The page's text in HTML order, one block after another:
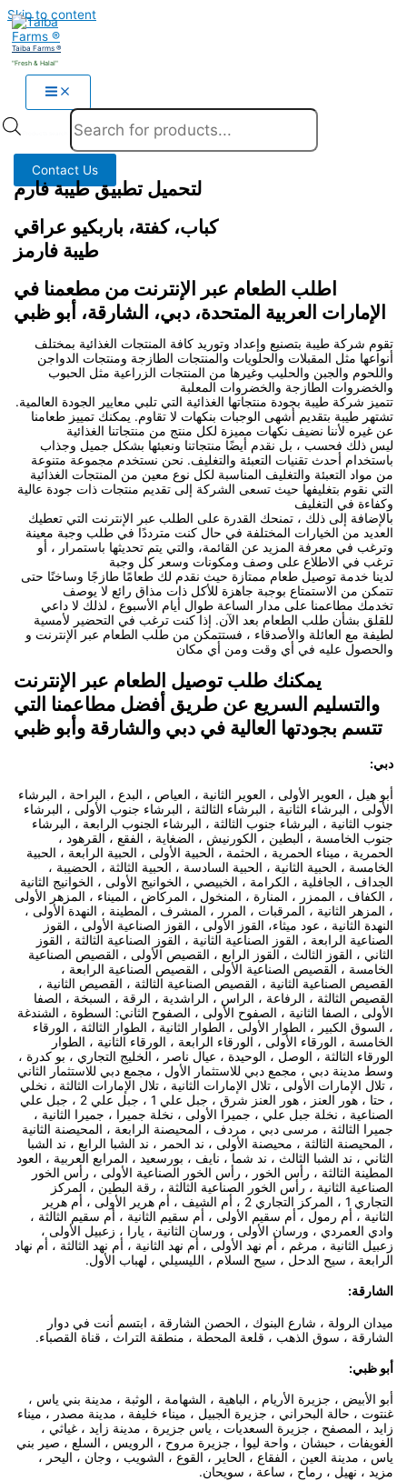
Skip to content
Taiba Farms ®
"Fresh & Halal"
Contact Us
لتحميل تطبيق طيبة فارم
كباب، كفتة، باربكيو عراقي
طيبة فارمز
اطلب الطعام عبر الإنترنت من مطعمنا في
الإمارات العربية المتحدة، دبي، الشارقة، أبو ظبي
تقوم شركة طيبة بتصنيع وإعداد وتوريد كافة المنتجات الغذائية بمختلف
أنواعها مثل المقبلات والحلويات والمنتجات الطازجة ومنتجات الدواجن
واللحوم والجبن والحليب وغيرها من المنتجات الزراعية مثل الحبوب
والخضروات الطازجة والخضروات المعلبة
تتميز شركة طيبة بجودة منتجاتها الغذائية التي تلبي معايير الجودة العالمية.
تشتهر طيبة بتقديم أشهى الوجبات بنكهات لا تقاوم. يمكنك تمييز طعامنا
عن غيره لأننا نضيف نكهات مميزة لكل منتج من منتجاتنا الغذائية
ليس ذلك فحسب ، بل نقدم أيضًا منتجاتنا ونعبئها بشكل جميل وجذاب
باستخدام أحدث تقنيات التعبئة والتغليف. نحن نستخدم مجموعة متنوعة
من مواد التعبئة والتغليف المناسبة لكل نوع معين من المنتجات الغذائية
التي نقوم بتغليفها حيث تسعى الشركة إلى تقديم منتجات ذات جودة عالية
وكفاءة في التغليف
بالإضافة إلى ذلك ، تمنحك القدرة على الطلب عبر الإنترنت التي تعطيك
العديد من الخيارات المختلفة في حال كنت مترددًا في طلب وجبة معينة
وترغب في معرفة المزيد عن القائمة، والتي يتم تحديثها باستمرار ، أو
ترغب في الاطلاع على وصف ومكونات وسعر كل وجبة
لدينا خدمة توصيل طعام ممتازة حيث نقدم لك طعامًا طازجًا وساخنًا حتى
تتمكن من الاستمتاع بوجبة جاهزة للأكل ذات مذاق رائع لا يوصف
تخدمك مطاعمنا على مدار الساعة طوال أيام الأسبوع ، لذلك لا داعي
للقلق بشأن طلب الطعام بعد الآن. إذا كنت ترغب في التحضير لأمسية
لطيفة مع العائلة والأصدقاء ، فستتمكن من طلب الطعام عبر الإنترنت و
والحصول عليه في أي وقت ومن أي مكان
يمكنك طلب توصيل الطعام عبر الإنترنت
والتسليم السريع عن طريق أفضل مطاعمنا التي
تتسم بجودتها العالية في دبي والشارقة وأبو ظبي
دبي:
أبو هيل ، العوير الأولى ، العوير الثانية ، العياص ، البدع ، البراحة ، البرشاء
الأولى ، البرشاء الثانية ، البرشاء الثالثة ، البرشاء جنوب الأولى ، البرشاء
جنوب الثانية ، البرشاء جنوب الثالثة ، البرشاء الجنوب الرابعة ، البرشاء
جنوب الخامسة ، البطين ، الكورنيش ، الضغاية ، الفقع ، القرهود ،
الحمرية ، ميناء الحمرية ، الحثمة ، الحبية الأولى ، الحبية الرابعة ، الحبية
الخامسة ، الحبية الثانية ، الحبية السادسة ، الحبية الثالثة ، الحضيبة ،
الجداف ، الجافلية ، الكرامة ، الخبيصي ، الخوانيج الأولى ، الخوانيج الثانية
، الكفاف ، الممزر ، المنارة ، المنخول ، المركاض ، الميناء ، المزهر الأولى
، المزهر الثانية ، المرقبات ، المرر ، المشرف ، المطينة ، النهدة الأولى ،
النهدة الثانية ، عود ميثاء، القوز الأولى ، القوز الصناعية الأولى ، القوز
الصناعية الرابعة ، القوز الصناعية الثانية ، القوز الصناعية الثالثة ، القوز
الثاني ، القوز الثالث ، القوز الرابع ، القصيص الأولى ، القصيص الصناعية
الخامسة ، القصيص الصناعية الأولى ، القصيص الصناعية الرابعة ،
القصيص الصناعية الثانية ، القصيص الصناعية الثالثة ، القصيص الثانية ،
القصيص الثالثة ، الرفاعة ، الراس ، الراشدية ، الرقة ، السبخة ، الصفا
الأولى ، الصفا الثانية ، الصفوح الأولى ، الصفوح الثاني: السطوة ، الشندغة
، السوق الكبير ، الطوار الأولى ، الطوار الثانية ، الطوار الثالثة ، الورقاء
الخامسة ، الورقاء الأولى ، الورقاء الرابعة ، الورقاء الثانية ، الطوار
الورقاء الثالثة ، الوصل ، الوحيدة ، عيال ناصر ، الخليج التجاري ، بو كدرة ،
وسط مدينة دبي ، مجمع دبي للاستثمار الأول ، مجمع دبي للاستثمار الثاني
، تلال الإمارات الأولى ، تلال الإمارات الثانية ، تلال الإمارات الثالثة ، نخلي
، حتا ، هور العنز ، هور العنز شرق ، جبل علي 1 ، جبل علي 2 ، جبل علي
الصناعية ، نخلة جبل علي ، جميرا الأولى ، نخلة جميرا ، جميرا الثانية ،
جميرا الثالثة ، مرسى دبي ، مردف ، المحيصنة الرابعة ، المحيصنة الثانية
، المحيصنة الثالثة ، محيصنة الأولى ، ند الحمر ، ند الشبا الرابع ، ند الشبا
الثاني ، ند الشبا الثالث ، ند شما ، نايف ، بورسعيد ، المرابع العربية ، العود
المطينة الثالثة ، رأس الخور ، رأس الخور الصناعية الأولى ، رأس الخور
الصناعية الثانية ، رأس الخور الصناعية الثالثة ، رقة البطين ، المركز
التجاري 1 ، المركز التجاري 2 ، أم الشيف ، أم هرير الأولى ، أم هرير
الثانية ، أم رمول ، أم سقيم الأولى ، أم سقيم الثانية ، أم سقيم الثالثة ،
وادي العمردي ، ورسان الأولى ، ورسان الثانية ، يارا ، زعبيل الأولى ،
زعبيل الثانية ، مرغم ، أم نهد الأولى ، أم نهد الثانية ، أم نهد الثالثة ، أم نهاد
الرابعة ، سيح الدحل ، سيح السلام ، الليسيلي ، لهباب الأول.
الشارقة:
ميدان الرولة ، شارع البنوك ، الحصن الشارقة ، ابتسم أنت في دوار
الشارقة ، سوق الذهب ، قلعة المحطة ، منطقة التراث ، قناة القصباء.
أبو ظبي:
أبو الأبيض ، جزيرة الأريام ، الباهية ، الشهامة ، الوثبة ، مدينة بني ياس ،
غنتوت ، حالة البحراني ، جزيرة الجبيل ، ميناء خليفة ، مدينة مصدر ، ميناء
زايد ، المصفح ، جزيرة السعديات ، ياس جزيرة ، مدينة زايد ، غياثي ،
الغويفات ، حبشان ، واحة ليوا ، جزيرة مروح ، الرويس ، السلع ، صير بني
ياس ، مدينة العين ، الفقاع ، الحاير ، القوع ، الشويب ، وجان ، اليحر ،
مزيد ، نهيل ، رماح ، ساعة ، سويحان.